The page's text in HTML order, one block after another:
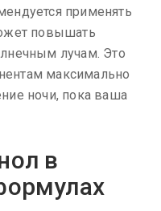
применять
повышать
лучам. Это
максимально
ночи, пока ваша
в